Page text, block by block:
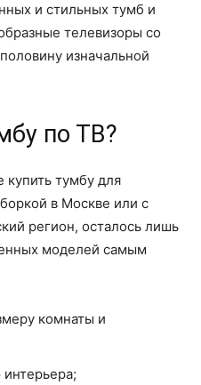
и стильных тумб и
телевизоры со
изначальной
по ТВ?
купить тумбу для
в Москве или с
регион, осталось лишь
моделей самым
комнаты и